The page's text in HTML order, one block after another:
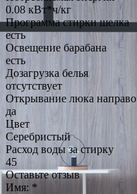
0.08 кВт*ч/кг
Программа стирки шелка
есть
Освещение барабана
есть
Дозагрузка белья
отсутствует
Открывание люка направо
да
Цвет
Серебристый
Расход воды за стирку
45
Оставьте отзыв
Имя: *